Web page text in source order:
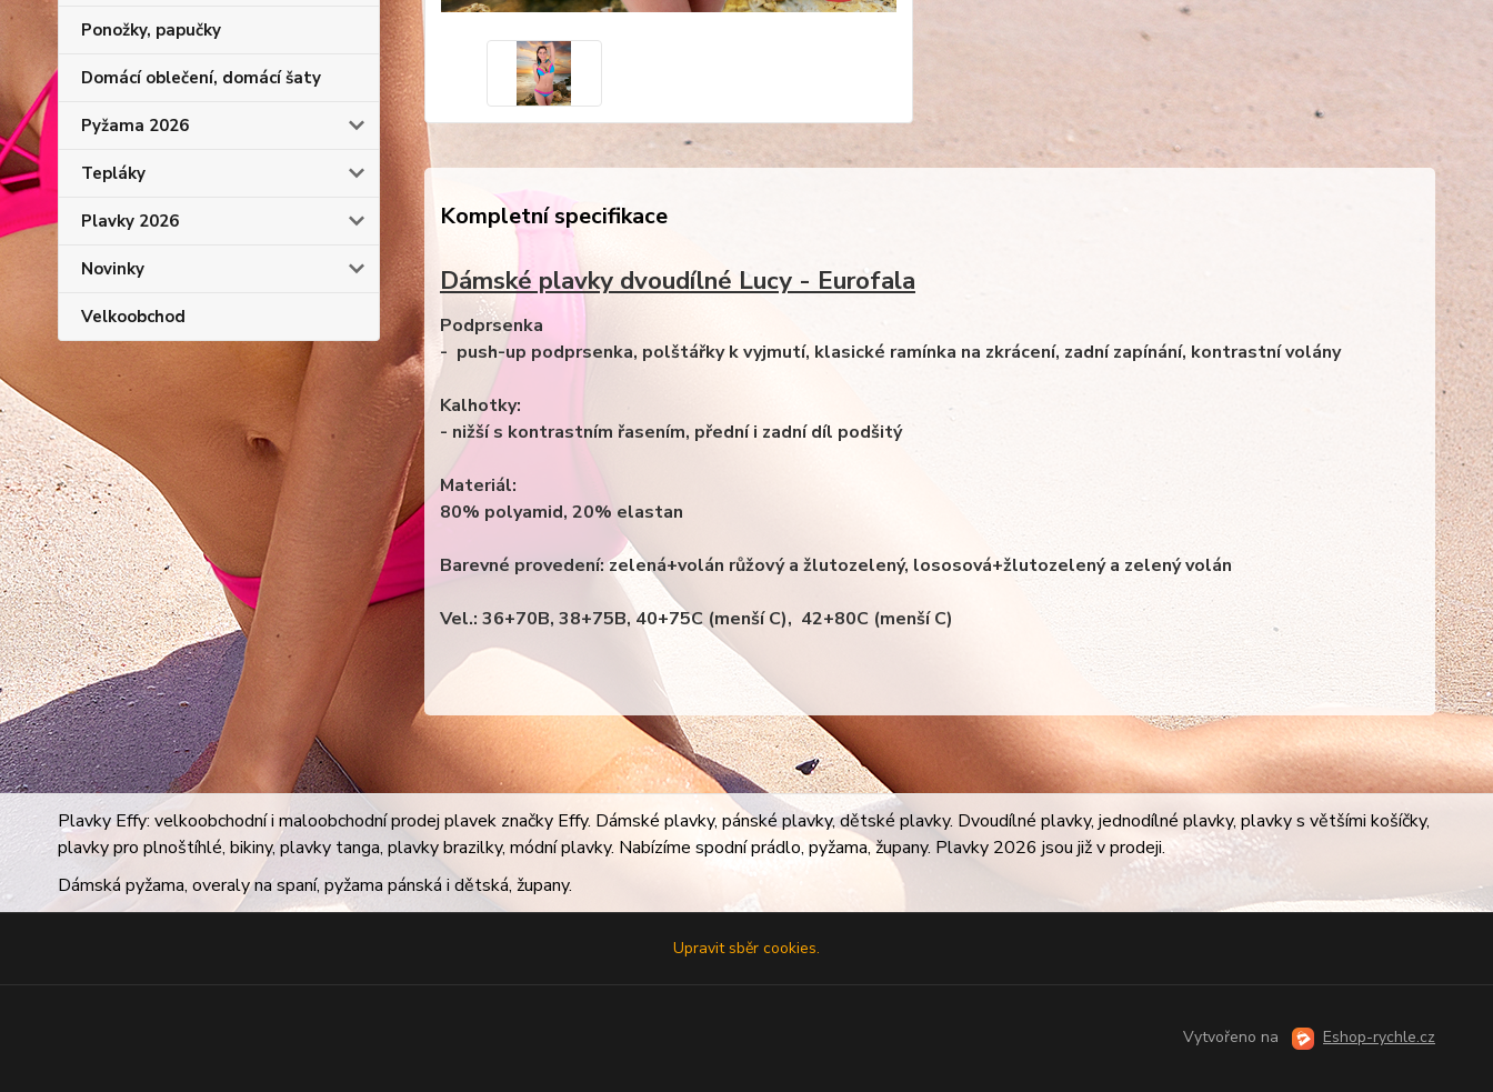
Ponožky, papučky
Domácí oblečení, domácí šaty
Pyžama 2026
Tepláky
Plavky 2026
Novinky
Velkoobchod
Kompletní specifikace
Dámské plavky dvoudílné Lucy - Eurofala
Podprsenka
- push-up podprsenka, polštářky k vyjmutí, klasické ramínka na zkrácení, zadní zapínání, kontrastní volány
Kalhotky:
- nižší s kontrastním řasením, přední i zadní díl podšitý
Materiál:
80% polyamid, 20% elastan
Barevné provedení: zelená+volán růžový a žlutozelený, lososová+žlutozelený a zelený volán
Vel.: 36+70B, 38+75B, 40+75C (menší C), 42+80C (menší C)
Plavky Effy: velkoobchodní i maloobchodní prodej plavek značky Effy. Dámské plavky, pánské plavky, dětské plavky. Dvoudílné plavky, jednodílné plavky, plavky s většími košíčky,
plavky pro plnoštíhlé, bikiny, plavky tanga, plavky brazilky, módní plavky. Nabízíme spodní prádlo, pyžama, župany. Plavky 2026 jsou již v prodeji.
Dámská pyžama, overaly na spaní, pyžama pánská i dětská, župany.
Upravit sběr cookies.
Vytvořeno na Eshop-rychle.cz